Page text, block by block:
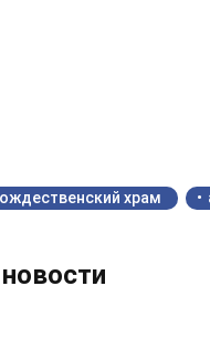
храм